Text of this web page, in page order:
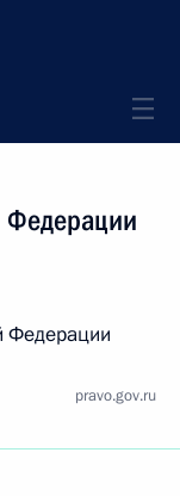
Федерации
Федерации
pravo.gov.ru